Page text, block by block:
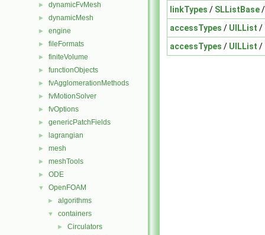
► dynamicFvMesh
► dynamicMesh
► engine
► fileFormats
► finiteVolume
► functionObjects
► fvAgglomerationMethods
► fvMotionSolver
► fvOptions
► genericPatchFields
► lagrangian
► mesh
► meshTools
► ODE
▼ OpenFOAM
► algorithms
▼ containers
► Circulators
linkTypes / SLListBase
accessTypes / UILList /
accessTypes / UILList /